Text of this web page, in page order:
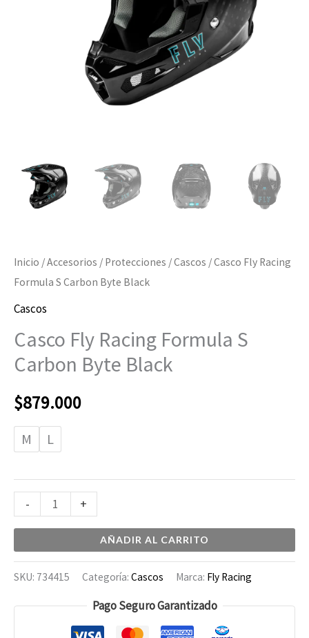
Inicio /Accesorios / Protecciones /Cascos / Casco Fly Racing
Formula S Carbon Byte Black
Cascos
Casco Fly Racing Formula S
Carbon Byte Black
$879.000
M L
- +
AÑADIR AL CARRITO
SKU: 734415 Categoría: Cascos Marca: Fly Racing
Pago Seguro Garantizado